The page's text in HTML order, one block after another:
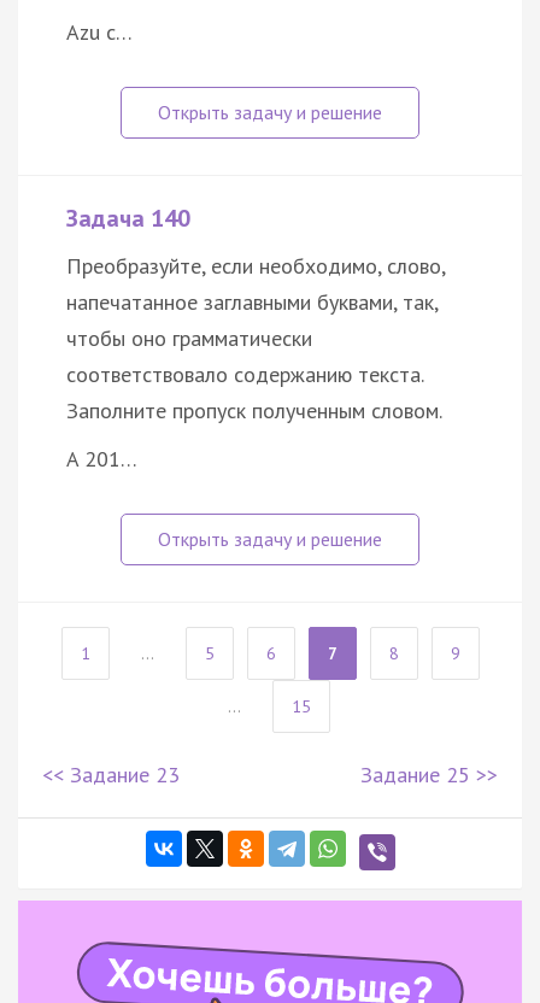
Azu c…
Задача 140
Преобразуйте, если необходимо, слово,
напечатанное заглавными буквами, так,
чтобы оно грамматически
соответствовало содержанию текста.
Заполните пропуск полученным словом.
A 201…
1 ... 5 6 7 8 9
... 15
<< Задание 23 Задание 25 >>